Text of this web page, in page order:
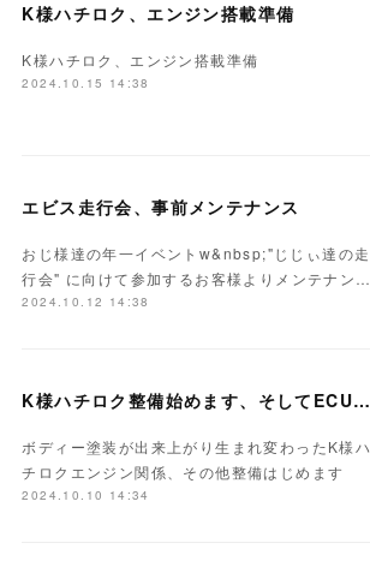
K様ハチロク、エンジン搭載準備
K様ハチロク、エンジン搭載準備
2024.10.15 14:38
エビス走行会、事前メンテナンス
おじ様達の年一イベントw&nbsp;"じじぃ達の走
行会" に向けて参加するお客様よりメンテナン…
2024.10.12 14:38
K様ハチロク整備始めます、そしてECUセッティング
ボディー塗装が出来上がり生まれ変わったK様ハ
チロクエンジン関係、その他整備はじめます
2024.10.10 14:34